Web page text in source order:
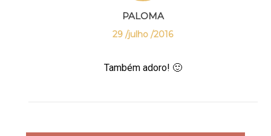
PALOMA
29 /julho /2016
Também adoro! 🙂